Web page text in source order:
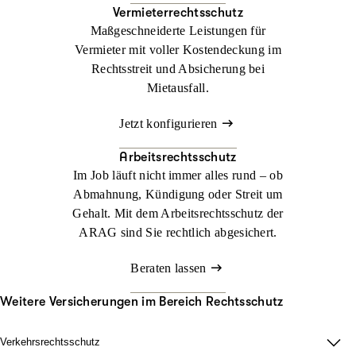
Vermieterrechtsschutz
Maßgeschneiderte Leistungen für
Vermieter mit voller Kostendeckung im
Rechtsstreit und Absicherung bei
Mietausfall.
Jetzt konfigurieren
Arbeitsrechtsschutz
Im Job läuft nicht immer alles rund – ob
Abmahnung, Kündigung oder Streit um
Gehalt. Mit dem Arbeitsrechtsschutz der
ARAG sind Sie rechtlich abgesichert.
Beraten lassen
Weitere Versicherungen im Bereich Rechtsschutz
Verkehrsrechtsschutz